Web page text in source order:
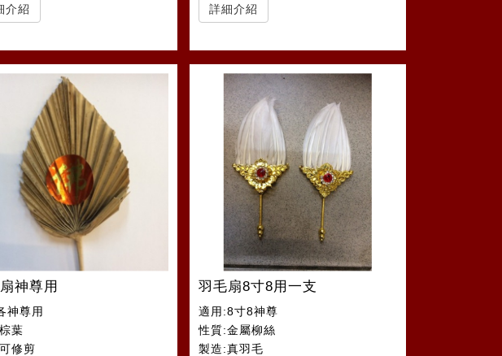
介紹 詳細介紹
神尊用
神尊用
葉
修剪
羽毛扇8寸8用一支
適用:8寸8神尊
性質:金屬柳絲
製造:真羽毛